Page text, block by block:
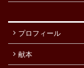
プロフィール
献本